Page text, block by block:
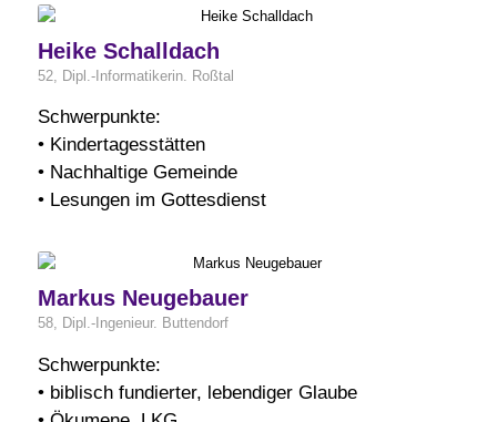
Heike Schalldach
52, Dipl.-Informatikerin. Roßtal
Schwerpunkte:
• Kindertagesstätten
• Nachhaltige Gemeinde
• Lesungen im Gottesdienst
Markus Neugebauer
58, Dipl.-Ingenieur. Buttendorf
Schwerpunkte:
• biblisch fundierter, lebendiger Glaube